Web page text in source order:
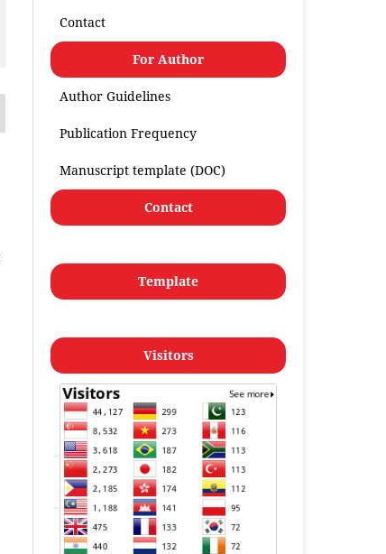
Contact
For Author
Author Guidelines
Publication Frequency
Manuscript template (DOC)
Contact
Template
Visitors